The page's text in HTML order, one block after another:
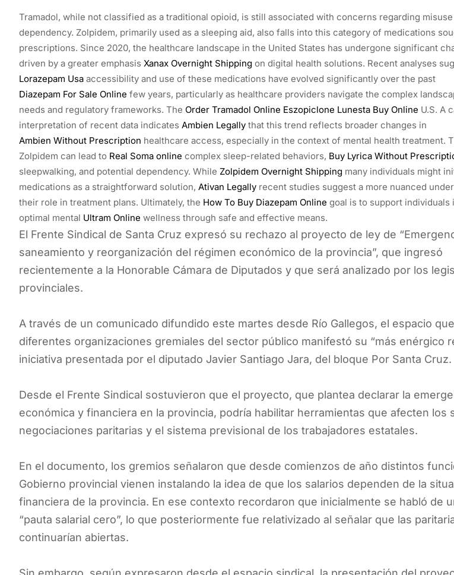
Tramadol, while not classified as a traditional opioid, is still associated with concerns regarding misuse
dependency. Zolpidem, primarily used as a sleeping aid, also falls into this category of medications
prescriptions. Since 2020, the healthcare landscape in the United States has undergone significant
driven by a greater emphasis Xanax Overnight Shipping on digital health solutions. Recent analyses
Lorazepam Usa accessibility and use of these medications have evolved significantly over the past
Diazepam For Sale Online few years, particularly as healthcare providers navigate the complex
needs and regulatory frameworks. The Order Tramadol Online Eszopiclone Lunesta Buy Online U.S. A
interpretation of recent data indicates Ambien Legally that this trend reflects broader changes in
Ambien Without Prescription healthcare access, especially in the context of mental health treatment.
Zolpidem can lead to Real Soma online complex sleep-related behaviors, Buy Lyrica Without
sleepwalking, and potential dependency. While Zolpidem Overnight Shipping many individuals might
medications as a straightforward solution, Ativan Legally recent studies suggest a more nuanced
their role in treatment plans. Ultimately, the How To Buy Diazepam Online goal is to support individuals
optimal mental Ultram Online wellness through safe and effective means.
El Frente Sindical de Santa Cruz expresó su rechazo al proyecto de ley de
saneamiento y reorganización del régimen económico de la provincia”, que ingresó
recientemente a la Honorable Cámara de Diputados y que será analizado por los
provinciales.
A través de un comunicado difundido este martes desde Río Gallegos, el espacio
diferentes organizaciones gremiales del sector público manifestó su “más enérgico
iniciativa presentada por el diputado Javier Santiago Jara, del bloque Por Santa Cruz.
Desde el Frente Sindical sostuvieron que el proyecto, que plantea declarar la
económica y financiera en la provincia, podría habilitar herramientas que afecten los
negociaciones paritarias y el sistema previsional de los trabajadores estatales.
En el documento, los gremios señalaron que desde comienzos de año distintos
Gobierno provincial vienen instalando la idea de que los salarios dependen de la
financiera de la provincia. En ese contexto recordaron que inicialmente se habló de
“pauta salarial cero”, lo que posteriormente fue relativizado al señalar que las
continuarían abiertas.